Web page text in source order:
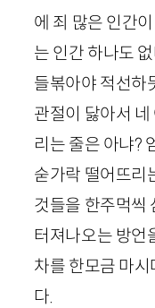
에 죄 많은 인간
는 인간 하나도
들볶아야 적선하
관절이 닳아서
리는 줄은 아냐?
숟가락 떨어뜨리
것들을 한주먹씩
터져나오는 방언
차를 한모금 마
다.